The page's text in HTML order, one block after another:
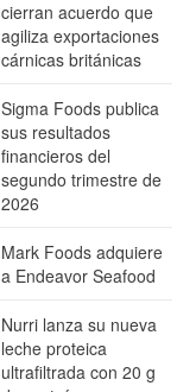
cierran acuerdo que
agiliza exportaciones
cárnicas británicas
Sigma Foods publica
sus resultados
financieros del
segundo trimestre de
2026
Mark Foods adquiere
a Endeavor Seafood
Nurri lanza su nueva
leche proteica
ultrafiltrada con 20 g